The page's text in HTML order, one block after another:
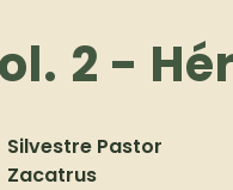
2 -
Silvestre Pastor
Zacatrus